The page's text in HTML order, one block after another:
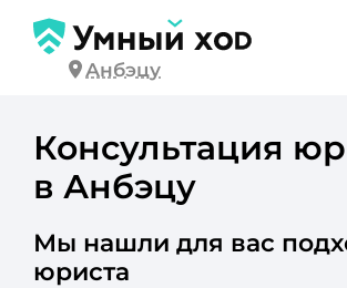
Анбэцу
Консультация
в Анбэцу
Мы нашли для вас
юриста